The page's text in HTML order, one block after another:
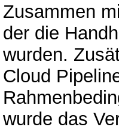
Zusammen
der die
wurden.
Cloud
wurde das